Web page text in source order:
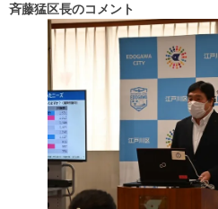
斉藤猛区長のコメント